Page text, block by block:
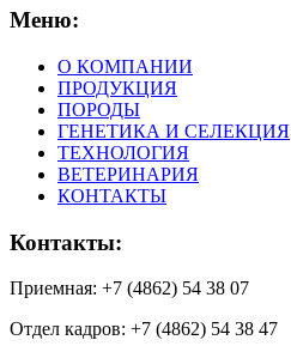
Меню:
О КОМПАНИИ
ПРОДУКЦИЯ
ПОРОДЫ
ГЕНЕТИКА И СЕЛЕКЦИЯ
ТЕХНОЛОГИЯ
ВЕТЕРИНАРИЯ
КОНТАКТЫ
Контакты:
Приемная: +7 (4862) 54 38 07
Отдел кадров: +7 (4862) 54 38 47